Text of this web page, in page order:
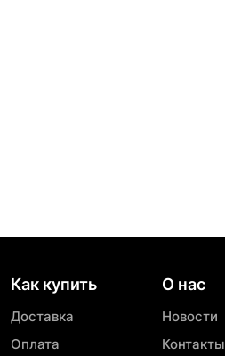
Как купить
Доставка
Оплата
О нас
Новости
Контакты